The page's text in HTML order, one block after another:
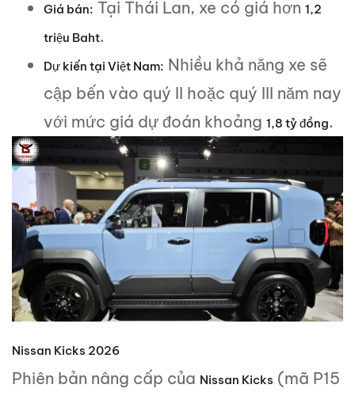
Giá bán: Tại Thái Lan, xe có giá hơn 1,2
triệu Baht.
Dự kiến tại Việt Nam: Nhiều khả năng xe sẽ
cập bến vào quý II hoặc quý III năm nay
với mức giá dự đoán khoảng 1,8 tỷ đồng.
Nissan Kicks 2026
Phiên bản nâng cấp của Nissan Kicks (mã P15